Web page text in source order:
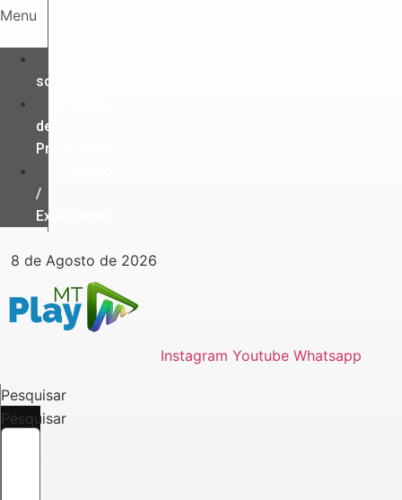
Ir
o
conteúdo
Menu
somos
de
Privacidade
/
Expediente
8 de Agosto de 2026
Instagram Youtube Whatsapp
Pesquisar
Pesquisar